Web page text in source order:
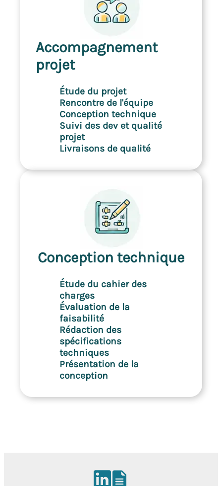
Accompagnement
projet
Étude du projet
Rencontre de l'équipe
Conception technique
Suivi des dev et qualité
projet
Livraisons de qualité
Conception technique
Étude du cahier des
charges
Évaluation de la
faisabilité
Rédaction des
spécifications
techniques
Présentation de la
conception